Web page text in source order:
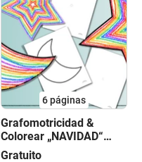
6páginas
Grafomotricidad &
Colorear „NAVIDAD“
(pantillas)
Gratuito